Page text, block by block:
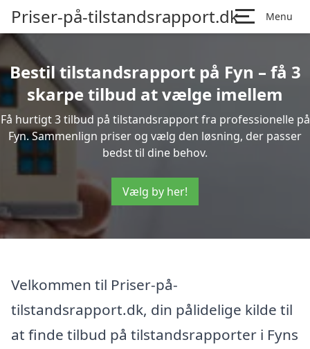
Priser-på-tilstandsrapport.dk Menu
Bestil tilstandsrapport på Fyn – få 3
skarpe tilbud at vælge imellem
Få hurtigt 3 tilbud på tilstandsrapport fra professionelle på
Fyn. Sammenlign priser og vælg den løsning, der passer
bedst til dine behov.
Vælg by her!
Velkommen til Priser-på-
tilstandsrapport.dk, din pålidelige kilde til
at finde tilbud på tilstandsrapporter i Fyns